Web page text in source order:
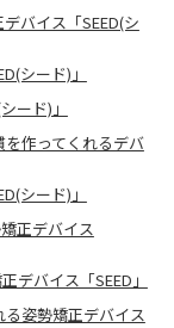
バイス「SEED(シ
シード)」
ード)」
作ってくれるデバ
シード)」
正デバイス
デバイス「SEED」
姿勢矯正デバイス